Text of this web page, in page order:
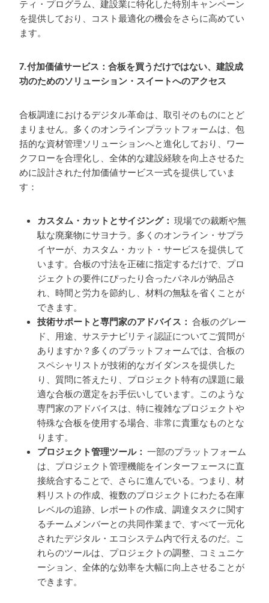
ティ・プログラム、建設業に特化した特別キャンペーン
を提供しており、コスト最適化の機会をさらに高めてい
ます。
7.付加価値サービス：合板を買うだけではない、建設成
功のためのソリューション・スイートへのアクセス
合板調達におけるデジタル革命は、取引そのものにとど
まりません。多くのオンラインプラットフォームは、包
括的な資材管理ソリューションへと進化しており、ワー
クフローを合理化し、全体的な建設経験を向上させるた
めに設計された付加価値サービス一式を提供していま
す：
カスタム・カットとサイジング： 現場での裁断や無
駄な廃棄物にサヨナラ。多くのオンライン・サプラ
イヤーが、カスタム・カット・サービスを提供して
います。合板の寸法を正確に指定するだけで、プロ
ジェクトの要件にぴったり合ったパネルが納品さ
れ、時間と労力を節約し、材料の無駄を省くことが
できます。
技術サポートと専門家のアドバイス： 合板のグレー
ド、用途、サステナビリティ認証についてご質問が
ありますか？多くのプラットフォームでは、合板の
スペシャリストが技術的なガイダンスを提供した
り、質問に答えたり、プロジェクト特有の課題に最
適な合板の選定をお手伝いしています。このような
専門家のアドバイスは、特に複雑なプロジェクトや
特殊な合板を使用する場合、非常に貴重なものとな
ります。
プロジェクト管理ツール： 一部のプラットフォーム
は、プロジェクト管理機能をインターフェースに直
接統合することで、さらに進んでいる。つまり、材
料リストの作成、複数のプロジェクトにわたる在庫
レベルの追跡、レポートの作成、調達タスクに関す
るチームメンバーとの共同作業まで、すべて一元化
されたデジタル・エコシステム内で行えるのだ。こ
れらのツールは、プロジェクトの調整、コミュニケ
ーション、全体的な効率を大幅に向上させることが
できます。